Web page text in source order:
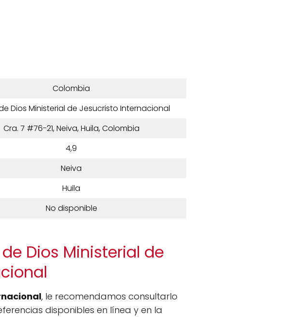
Colombia
Dios Ministerial de Jesucristo Internacional
Cra. 7 #76-21, Neiva, Huila, Colombia
4,9
Neiva
Huila
No disponible
Dios Ministerial de
, le recomendamos consultarlo
disponibles en línea y en la